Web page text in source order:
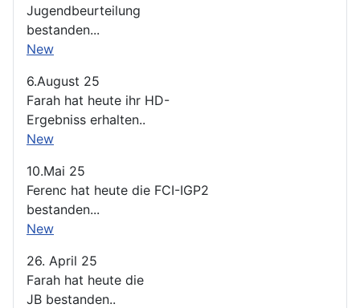
Jugendbeurteilung
bestanden...
New
6.August 25
Farah hat heute ihr HD-
Ergebniss erhalten..
New
10.Mai 25
Ferenc hat heute die FCI-IGP2
bestanden...
New
26. April 25
Farah hat heute die
JB bestanden..